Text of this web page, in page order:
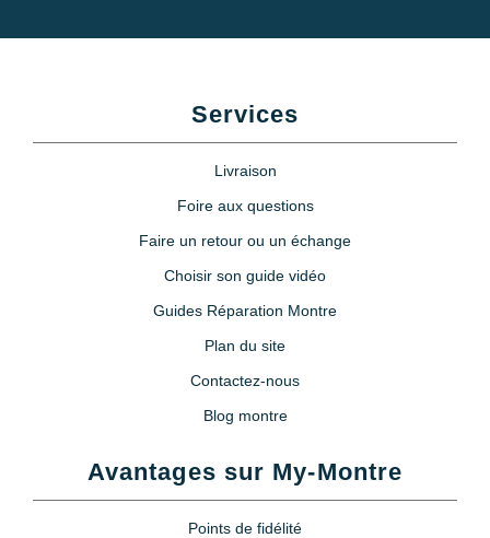
Services
Livraison
Foire aux questions
Faire un retour ou un échange
Choisir son guide vidéo
Guides Réparation Montre
Plan du site
Contactez-nous
Blog montre
Avantages sur My-Montre
Points de fidélité